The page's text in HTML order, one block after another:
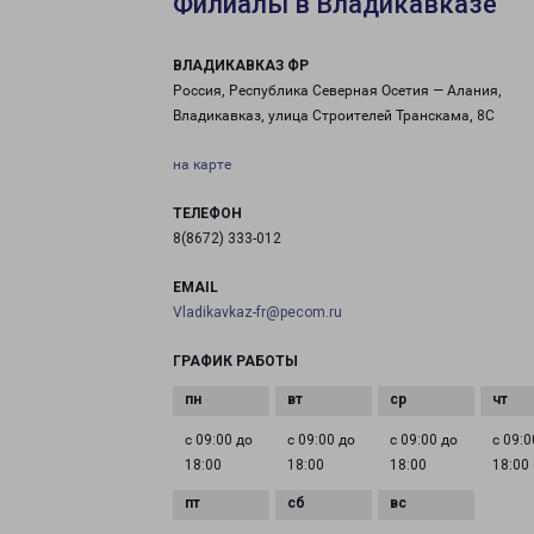
ВЛАДИКАВКАЗ ФР
Россия, Республика Северная Осетия — Алания,
Владикавказ, улица Строителей Транскама, 8С
на карте
ТЕЛЕФОН
8(8672) 333-012
EMAIL
Vladikavkaz-fr@pecom.ru
ГРАФИК РАБОТЫ
с 09:00 до
18:00
с 09:00 до
18:00
с 09:00 до
18:00
с
18:00